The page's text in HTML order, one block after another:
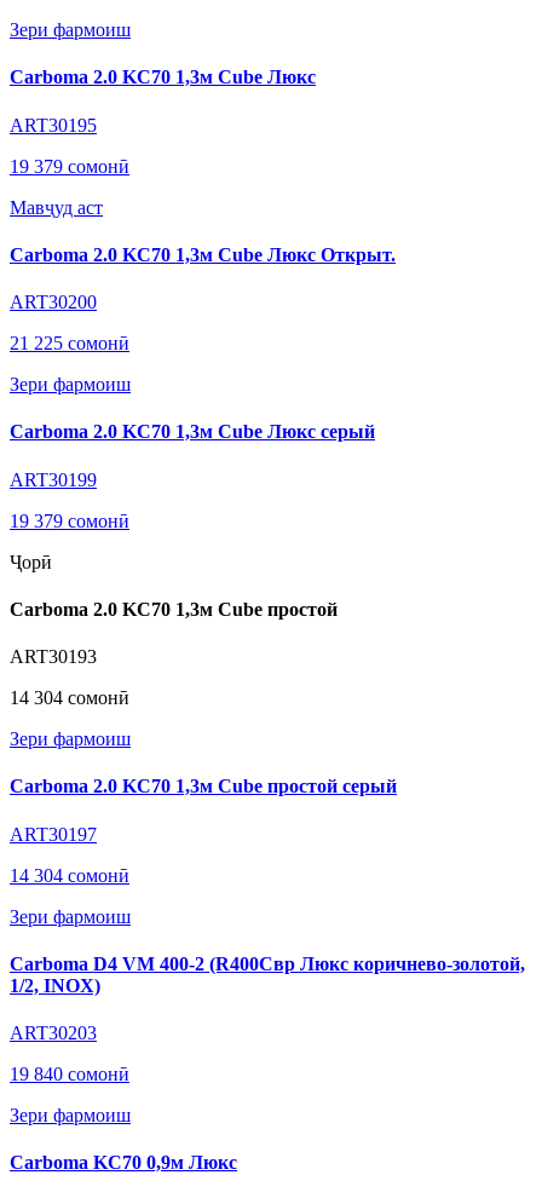
Зери фармоиш
Carboma 2.0 KC70 1,3м Cube Люкс
ART30195
19 379 сомонӣ
Мавҷуд аст
Carboma 2.0 KC70 1,3м Cube Люкс Открыт.
ART30200
21 225 сомонӣ
Зери фармоиш
Carboma 2.0 KC70 1,3м Cube Люкс серый
ART30199
19 379 сомонӣ
Ҷорӣ
Carboma 2.0 KC70 1,3м Cube простой
ART30193
14 304 сомонӣ
Зери фармоиш
Carboma 2.0 KC70 1,3м Cube простой серый
ART30197
14 304 сомонӣ
Зери фармоиш
Carboma D4 VM 400-2 (R400Cвр Люкс коричнево-золотой,
1/2, INOX)
ART30203
19 840 сомонӣ
Зери фармоиш
Carboma KC70 0,9м Люкс